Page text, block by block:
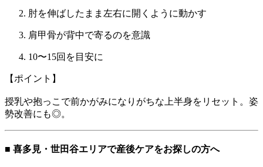
肘を伸ばしたまま左右に開くように動かす
肩甲骨が背中で寄るのを意識
10〜15回を目安に
【ポイント】
授乳や抱っこで前かがみになりがちな上半身をリセット。姿
勢改善にも◎。
■ 喜多見・世田谷エリアで産後ケアをお探しの方へ